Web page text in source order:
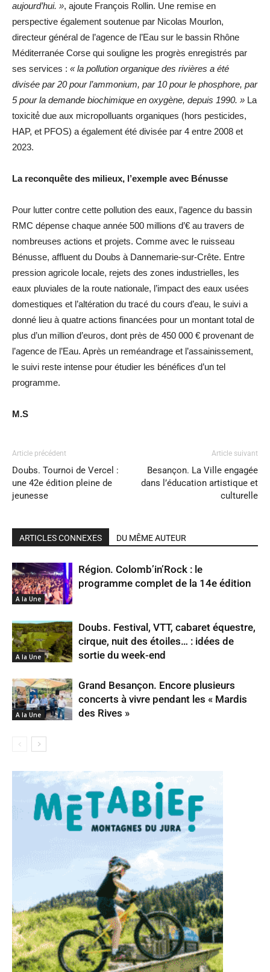
aujourd’hui. », ajoute François Rollin. Une remise en
perspective également soutenue par Nicolas Mourlon,
directeur général de l’agence de l’Eau sur le bassin Rhône
Méditerranée Corse qui souligne les progrès enregistrés par
ses services : « la pollution organique des rivières a été
divisée par 20 pour l’ammonium, par 10 pour le phosphore, par
5 pour la demande biochimique en oxygène, depuis 1990. » La
toxicité́ due aux micropolluants organiques (hors pesticides,
HAP, et PFOS) a également été divisée par 4 entre 2008 et
2023.
La reconquête des milieux, l’exemple avec Bénusse
Pour lutter contre cette pollution des eaux, l’agence du bassin
RMC dépense chaque année 500 millions d’€ au travers de
nombreuses actions et projets. Comme avec le ruisseau
Bénusse, affluent du Doubs à Dannemarie-sur-Crête. Entre
pression agricole locale, rejets des zones industrielles, les
eaux pluviales de la route nationale, l’impact des eaux usées
domestiques et l’altération du tracé du cours d’eau, le suivi a
donné lieu à quatre actions financées pour un montant total de
plus d’un million d’euros, dont près de 450 000 € provenant de
l’agence de l’Eau. Après un reméandrage et l’assainissement,
le suivi reste intense pour étudier les bénéfices d’un tel
programme.
M.S
Article précédent
Doubs. Tournoi de Vercel :
une 42e édition pleine de
jeunesse
Article suivant
Besançon. La Ville engagée
dans l’éducation artistique et
culturelle
ARTICLES CONNEXES DU MÊME AUTEUR
A la Une
Région. Colomb’in’Rock : le
programme complet de la 14e édition
A la Une
Doubs. Festival, VTT, cabaret équestre,
cirque, nuit des étoiles… : idées de
sortie du week-end
A la Une
Grand Besançon. Encore plusieurs
concerts à vivre pendant les « Mardis
des Rives »